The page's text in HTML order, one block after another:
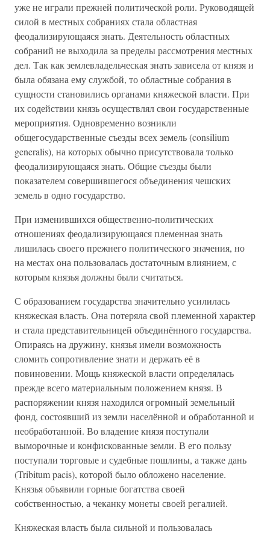
уже не играли прежней политической роли. Руководящей
силой в местных собраниях стала областная
феодализирующаяся знать. Деятельность областных
собраний не выходила за пределы рассмотрения местных
дел. Так как землевладельческая знать зависела от князя и
была обязана ему службой, то областные собрания в
сущности становились органами княжеской власти. При
их содействии князь осуществлял свои государственные
мероприятия. Одновременно возникли
общегосударственные съезды всех земель (consilium
generalis), на которых обычно присутствовала только
феодализирующаяся знать. Общие съезды были
показателем совершившегося объединения чешских
земель в одно государство.
При изменившихся общественно-политических
отношениях феодализирующаяся племенная знать
лишилась своего прежнего политического значения, но
на местах она пользовалась достаточным влиянием, с
которым князья должны были считаться.
С образованием государства значительно усилилась
княжеская власть. Она потеряла свой племенной характер
и стала представительницей объединённого государства.
Опираясь на дружину, князья имели возможность
сломить сопротивление знати и держать её в
повиновении. Мощь княжеской власти определялась
прежде всего материальным положением князя. В
распоряжении князя находился огромный земельный
фонд, состоявший из земли населённой и обработанной и
необработанной. Во владение князя поступали
выморочные и конфискованные земли. В его пользу
поступали торговые и судебные пошлины, а также дань
(Tribitum pacis), которой было обложено население.
Князья объявили горные богатства своей
собственностью, а чеканку монеты своей регалией.
Княжеская власть была сильной и пользовалась